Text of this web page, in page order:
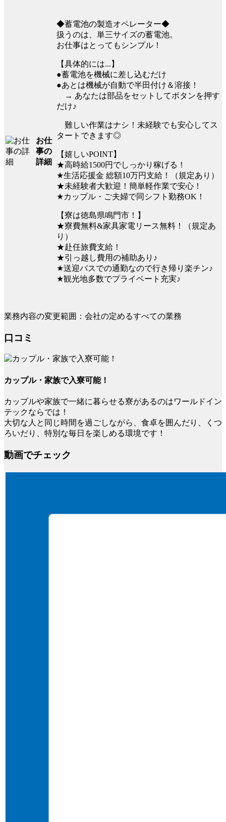
お仕
事の
詳細
◆蓄電池の製造オペレーター◆
扱うのは、単三サイズの蓄電池。
お仕事はとってもシンプル！
【具体的には...】
●蓄電池を機械に差し込むだけ
●あとは機械が自動で半田付け＆溶接！
→ あなたは部品をセットしてボタンを押す
だけ♪
難しい作業はナシ！未経験でも安心してス
タートできます◎
【嬉しいPOINT】
★高時給1500円でしっかり稼げる！
★生活応援金 総額10万円支給！（規定あり）
★未経験者大歓迎！簡単軽作業で安心！
★カップル・ご夫婦で同シフト勤務OK！
【寮は徳島県鳴門市！】
★寮費無料&家具家電リース無料！（規定あ
り）
★赴任旅費支給！
★引っ越し費用の補助あり♪
★送迎バスでの通勤なので行き帰り楽チン♪
★観光地多数でプライベート充実♪
業務内容の変更範囲：会社の定めるすべての業務
口コミ
カップル・家族で入寮可能！
カップルや家族で一緒に暮らせる寮があるのはワールドイン
テックならでは！
大切な人と同じ時間を過ごしながら、食卓を囲んだり、くつ
ろいだり、特別な毎日を楽しめる環境です！
動画でチェック